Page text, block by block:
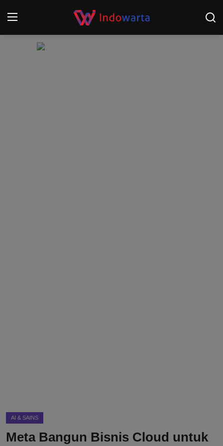
AI & SAINS
Meta Bangun Bisnis Cloud untuk